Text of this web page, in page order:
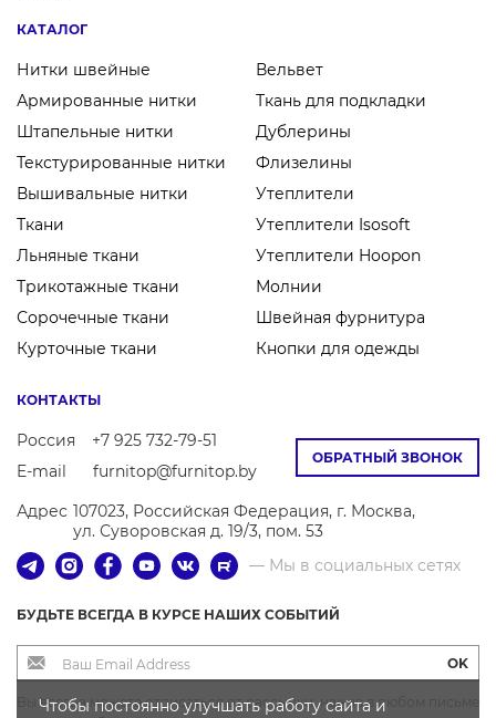
КАТАЛОГ
Нитки швейные
Армированные нитки
Штапельные нитки
Текстурированные нитки
Вышивальные нитки
Ткани
Льняные ткани
Трикотажные ткани
Сорочечные ткани
Курточные ткани
Вельвет
Ткань для подкладки
Дублерины
Флизелины
Утеплители
Утеплители Isosoft
Утеплители Hoopon
Молнии
Швейная фурнитура
Кнопки для одежды
ОБРАТНЫЙ ЗВОНОК
КОНТАКТЫ
Россия
+7 925 732-79-51
E-mail
furnitop@furnitop.by
Адрес 107023, Российская Федерация, г. Москва,
ул. Суворовская д. 19/3, пом. 53
— Мы в социальных сетях
БУДЬТЕ ВСЕГДА В КУРСЕ НАШИХ СОБЫТИЙ
OK
Вы всегда можете отписаться от рассылки, нажав в любом письме
Чтобы постоянно улучшать работу сайта и